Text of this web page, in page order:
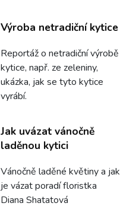
Výroba netradiční kytice
Reportáž o netradiční výrobě
kytice, např. ze zeleniny,
ukázka, jak se tyto kytice
vyrábí.
Jak uvázat vánočně
laděnou kytici
Vánočně laděné květiny a jak
je vázat poradí floristka
Diana Shatatová